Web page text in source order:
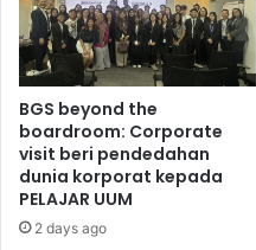
BGS beyond the
boardroom: Corporate
visit beri pendedahan
dunia korporat kepada
PELAJAR UUM
2 days ago